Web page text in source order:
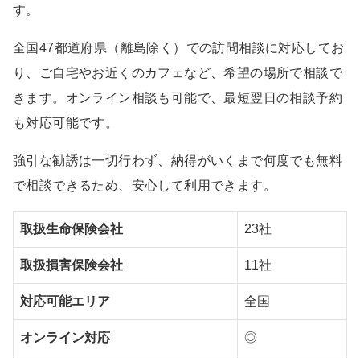
す。
全国47都道府県（離島除く）での訪問相談に対応してお
り、ご自宅やお近くのカフェなど、希望の場所で相談で
きます。オンライン相談も可能で、最短翌日の相談予約
も対応可能です。
強引な勧誘は一切行わず、納得がいくまで何度でも無料
で相談できるため、安心して利用できます。
取扱生命保険会社 23社
取扱損害保険会社 11社
対応可能エリア 全国
オンライン対応 ◎